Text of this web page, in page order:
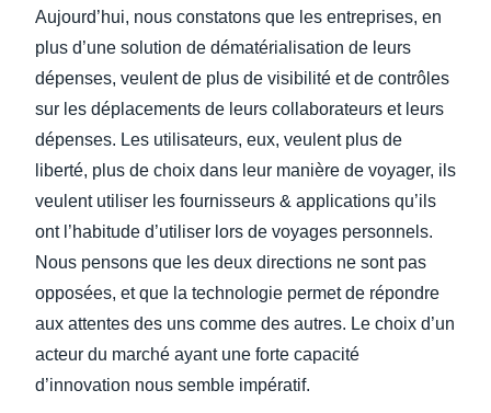
España (Español)
Norway (English)
FRAUDE ET CONFORMITÉ
L’EXPÉRIENCE EMPLOYÉ
Aujourd’hui, nous constatons que les entreprises, en
plus d’une solution de dématérialisation de leurs
dépenses, veulent de plus de visibilité et de contrôles
sur les déplacements de leurs collaborateurs et leurs
dépenses. Les utilisateurs, eux, veulent plus de
liberté, plus de choix dans leur manière de voyager, ils
veulent utiliser les fournisseurs & applications qu’ils
ont l’habitude d’utiliser lors de voyages personnels.
Nous pensons que les deux directions ne sont pas
opposées, et que la technologie permet de répondre
aux attentes des uns comme des autres. Le choix d’un
acteur du marché ayant une forte capacité
d’innovation nous semble impératif.